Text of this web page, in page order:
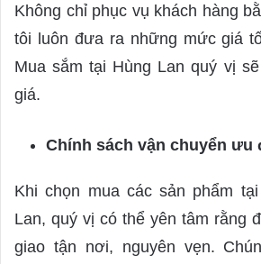
Không chỉ phục vụ khách hàng
tôi luôn đưa ra những mức giá
Mua sắm tại Hùng Lan quý vị
giá.
Chính sách vận chuyển ưu
Khi chọn mua các sản phẩm
Lan, quý vị có thể yên tâm rằng
giao tận nơi, nguyên vẹn.